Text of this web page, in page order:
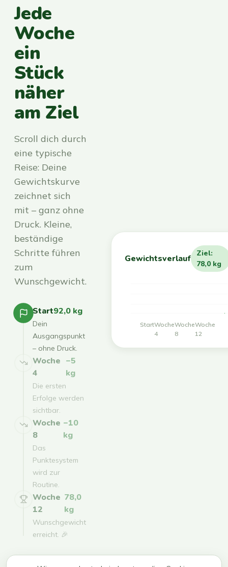
Jede
Woche
ein
Stück
näher
am Ziel
Scroll dich durch
eine typische
Reise: Deine
Gewichtskurve
zeichnet sich
mit – ganz ohne
Druck. Kleine,
beständige
Schritte führen
zum
Wunschgewicht.
Start92,0 kg
Dein
Ausgangspunkt
– ohne Druck.
Woche
4
−5
kg
Die ersten
Erfolge werden
sichtbar.
Woche
8
−10
kg
Das
Punktesystem
wird zur
Routine.
Woche
12
78,0
kg
Wunschgewicht
erreicht. 🎉
Gewichtsverlauf
Ziel:
78,0 kg
StartWoche
4
Woche
8
Woche
12